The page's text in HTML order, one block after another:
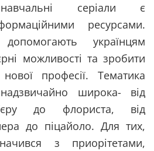
навчальні серіали є
ресурсами.
українцям
можливості та зробити
професії. Тематика
надзвичайно широка- від
до флориста, від
до піцайоло. Для тих,
з приорітетами,